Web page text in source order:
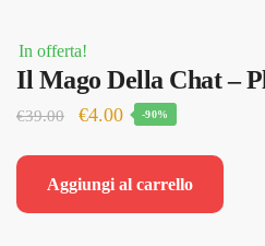
In offerta!
Il Mago Della Chat –
€39.00
Il
originale
€4.00Il
attuale
-90%
Aggiungi al carrello